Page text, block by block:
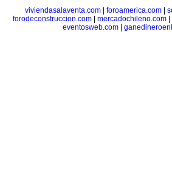
viviendasalaventa.com| foroamerica.com|
forodeconstruccion.com
mercadochileno.com
eventosweb.com|